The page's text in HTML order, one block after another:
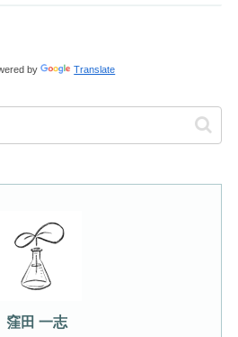
by Translate
窪田 一志